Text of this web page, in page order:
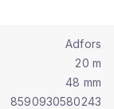
Adfors
20 m
48 mm
8590930580243